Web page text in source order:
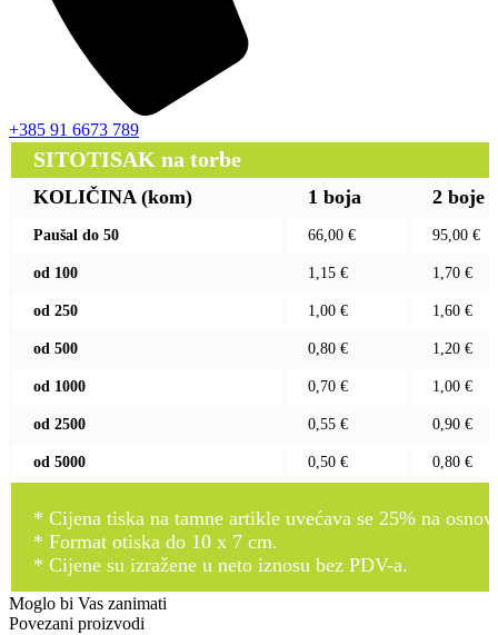
+385 91 6673 789
SITOTISAK na torbe
KOLIČINA (kom) 1 boja 2 boje
Paušal do 50 66,00 € 95,00 €
od 100 1,15 € 1,70 €
od 250 1,00 € 1,60 €
od 500 0,80 € 1,20 €
od 1000 0,70 € 1,00 €
od 2500 0,55 € 0,90 €
od 5000 0,50 € 0,80 €
* Cijena tiska na tamne artikle uvećava se 25% na
* Format otiska do 10 x 7 cm.
* Cijene su izražene u neto iznosu bez PDV-a.
Moglo bi Vas zanimati
Povezani proizvodi